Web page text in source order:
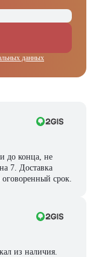
данных
до конца, не
7. Доставка
оговоренный срок.
из наличия.